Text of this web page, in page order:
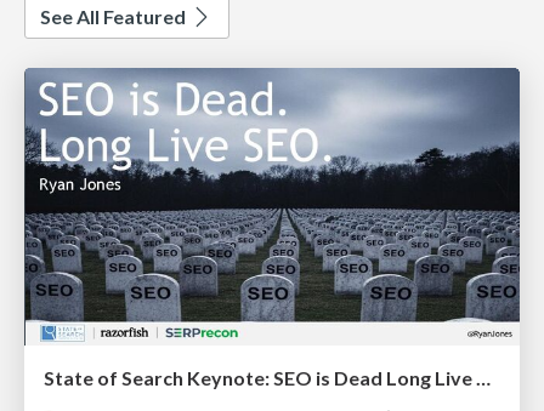
See All Featured
State of Search Keynote: SEO is Dead Long Live SEO